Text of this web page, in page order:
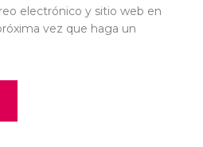
electrónico y sitio web en
vez que haga un